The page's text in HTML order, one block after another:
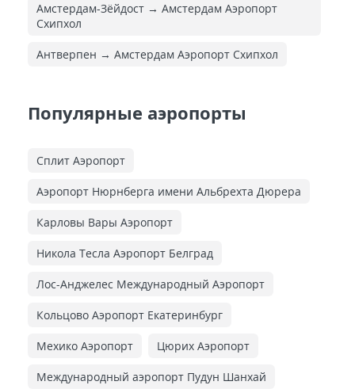
Амстердам-Зёйдост → Амстердам Аэропорт
Схипхол
Антверпен → Амстердам Аэропорт Схипхол
Популярные аэропорты
Сплит Аэропорт
Аэропорт Нюрнберга имени Альбрехта Дюрера
Карловы Вары Аэропорт
Никола Тесла Аэропорт Белград
Лос-Анджелес Международный Аэропорт
Кольцово Аэропорт Екатеринбург
Мехико Аэропорт Цюрих Аэропорт
Международный аэропорт Пудун Шанхай